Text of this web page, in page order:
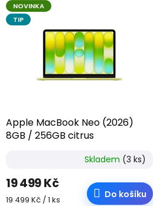
NOVINKA
TIP
Apple MacBook Neo (2026)
8GB / 256GB citrus
Skladem (3 ks)
19 499 Kč
Měrná
19 499 Kč / 1 ks Do košíku